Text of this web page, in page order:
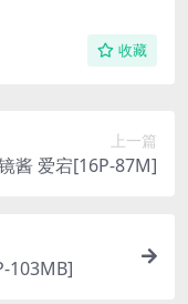
收藏
上一篇
酱 爱宕[16P-87M]
103MB]